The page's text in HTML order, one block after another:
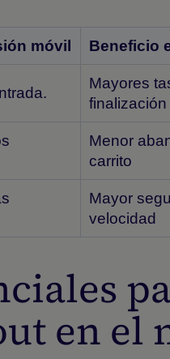
móvil Beneficio
Mayores
finalización
Menor
carrito
Mayor
velocidad
en el